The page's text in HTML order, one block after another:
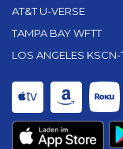
AT&T U-VERSE
TAMPA BAY WFTT
LOS ANGELES KSCN-